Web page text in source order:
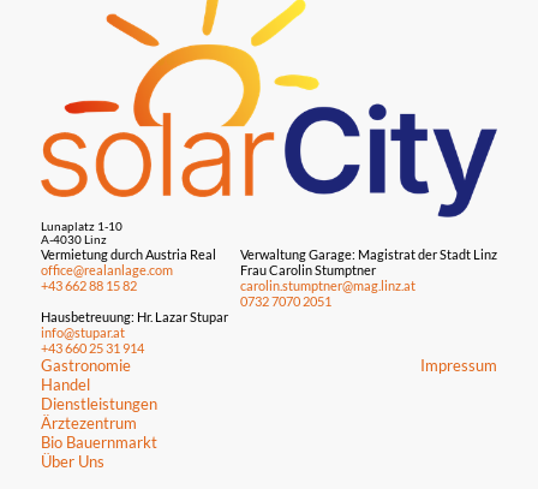
Lunaplatz 1-10
A-4030 Linz
Vermietung durch Austria Real
office@realanlage.com
+43 662 88 15 82
Hausbetreuung: Hr. Lazar Stupar
info@stupar.at
+43 660 25 31 914
Verwaltung Garage: Magistrat der Stadt Linz
Frau Carolin Stumptner
carolin.stumptner@mag.linz.at
0732 7070 2051
Gastronomie
Handel
Dienstleistungen
Ärztezentrum
Bio Bauernmarkt
Über Uns
Impressum